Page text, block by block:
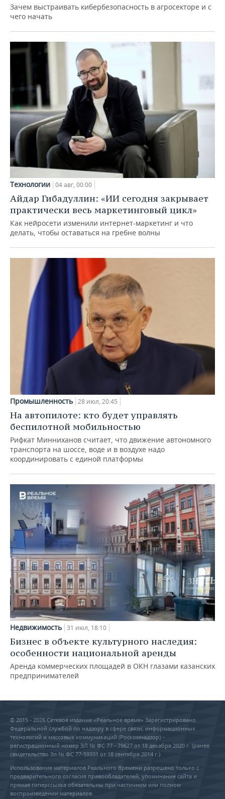
Зачем выстраивать кибербезопасность в агросекторе и с
чего начать
Технологии 04 авг, 00:00
Айдар Гибадуллин: «ИИ сегодня закрывает
практически весь маркетинговый цикл»
Как нейросети изменили интернет-маркетинг и что
делать, чтобы оставаться на гребне волны
Промышленность 28 июл, 20:45
На автопилоте: кто будет управлять
беспилотной мобильностью
Рифкат Минниханов считает, что движение автономного
транспорта на шоссе, воде и в воздухе надо
координировать с единой платформы
Недвижимость 31 июл, 18:10
Бизнес в объекте культурного наследия:
особенности национальной аренды
Аренда коммерческих площадей в ОКН глазами казанских
предпринимателей
© 2015 - 2026 Сетевое издание «Реальное время» Зарегистрировано
Федеральной службой по надзору в сфере связи, информационных
технологий и массовых коммуникаций (Роскомнадзор) –
регистрационный номер ЭЛ № ФС 77 - 79627 от 18 декабря 2020 г. (ранее
свидетельство Эл № ФС 77-59331 от 18 сентября 2014 г.)
Использование материалов Реального Времени разрешено только с
предварительного согласия правообладателей, упоминание сайта и
прямая гиперссылка обязательны при частичном или полном
воспроизведении материалов.